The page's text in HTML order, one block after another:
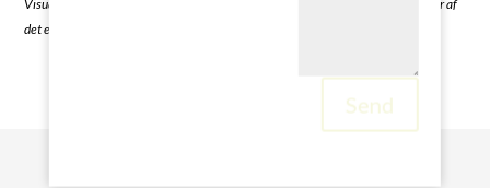
Visualiseringerne er til illustrative formål alene og er ikke nøjagtige gengivelser af
det endelige projekt
Send